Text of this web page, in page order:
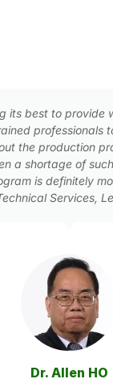
in Food
daily life. With the
my knowledge to
WU Man
Bachelor of Science